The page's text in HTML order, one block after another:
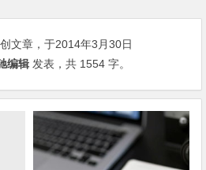
文章，于2014年3月30日
编辑 发表，共 1554 字。